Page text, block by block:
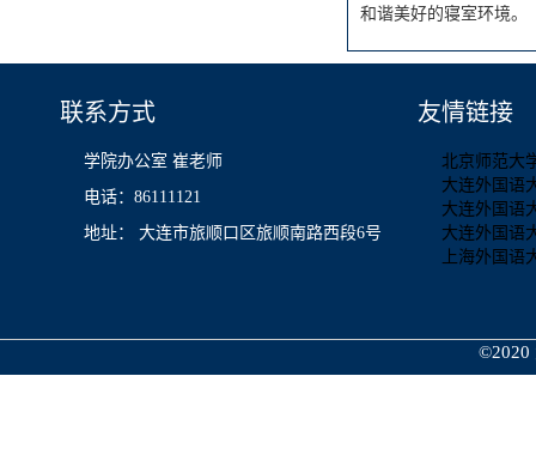
和谐美好的寝室环境。
联系方式
学院办公室 崔老师
电话：86111121
地址： 大连市旅顺口区旅顺南路西段6号
友情链接
北京师范大
大连外国语
大连外国语
大连外国语
上海外国语
©2020